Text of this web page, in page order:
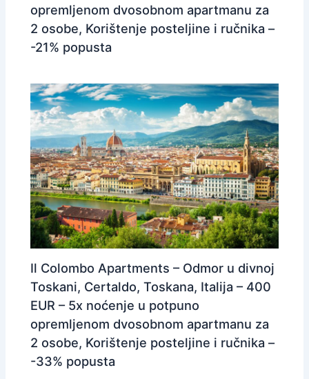
opremljenom dvosobnom apartmanu za
2 osobe, Korištenje posteljine i ručnika –
-21% popusta
Il Colombo Apartments – Odmor u divnoj
Toskani, Certaldo, Toskana, Italija – 400
EUR – 5x noćenje u potpuno
opremljenom dvosobnom apartmanu za
2 osobe, Korištenje posteljine i ručnika –
-33% popusta